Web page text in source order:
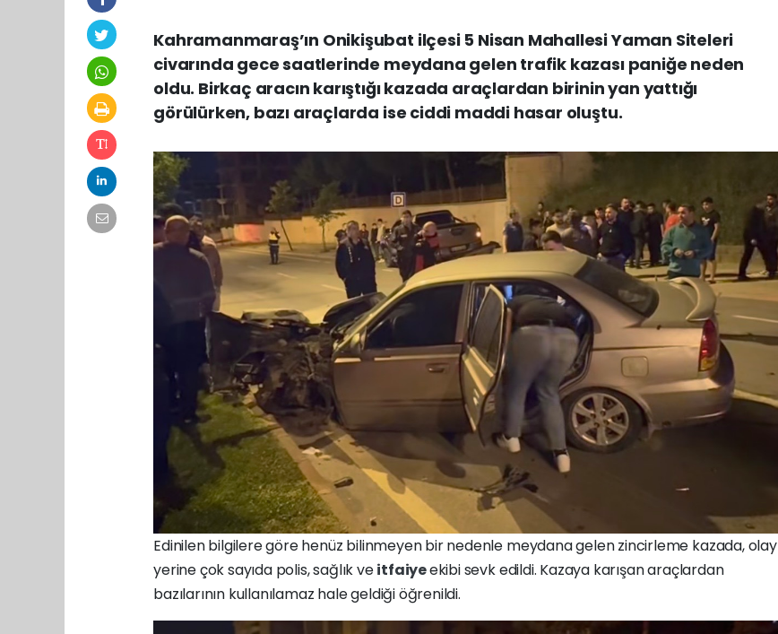
Kahramanmaraş’ın Onikişubat ilçesi 5 Nisan Mahallesi Yaman Siteleri
civarında gece saatlerinde meydana gelen trafik kazası paniğe neden
oldu. Birkaç aracın karıştığı kazada araçlardan birinin yan yattığı
görülürken, bazı araçlarda ise ciddi maddi hasar oluştu.
Edinilen bilgilere göre henüz bilinmeyen bir nedenle meydana gelen zincirleme kazada, olay
yerine çok sayıda polis, sağlık veitfaiyeekibi sevk edildi. Kazaya karışan araçlardan
bazılarının kullanılamaz hale geldiği öğrenildi.